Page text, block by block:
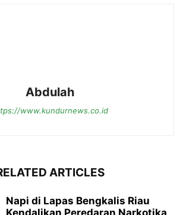
Abdulah
www.kundurnews.co.id
ARTICLES
Napi di Lapas Bengkalis Riau
Kendalikan Peredaran Narkotika